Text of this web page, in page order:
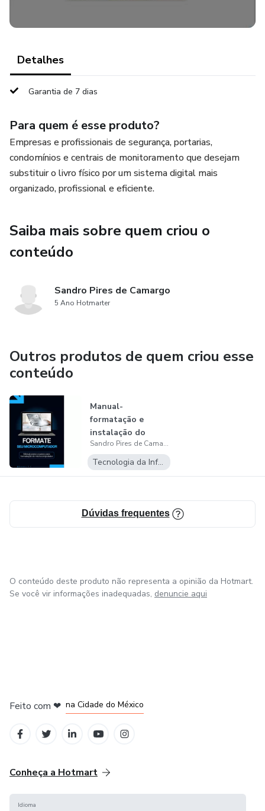
Detalhes
Garantia de 7 dias
Para quem é esse produto?
Empresas e profissionais de segurança, portarias,
condomínios e centrais de monitoramento que desejam
substituir o livro físico por um sistema digital mais
organizado, profissional e eficiente.
Saiba mais sobre quem criou o
conteúdo
Sandro Pires de Camargo
5 Ano Hotmarter
Outros produtos de quem criou esse
conteúdo
Manual-
formatação e
instalação do
Windows 10 e11
Sandro Pires de Camargo
Tecnologia da Informação
Dúvidas frequentes
O conteúdo deste produto não representa a opinião da Hotmart.
Se você vir informações inadequadas, denuncie aqui
Feito com ❤ na Cidade do México
Conheça a Hotmart
Idioma